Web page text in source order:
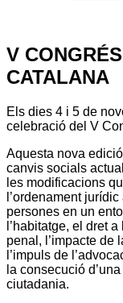
V
CATALANA
Els dies 4 i 5 de
celebració del V
Aquesta nova
canvis socials
les modificacions
l’ordenament
persones en un
l’habitatge, el dret
penal, l’impacte de
l’impuls de
la consecució
ciutadania.